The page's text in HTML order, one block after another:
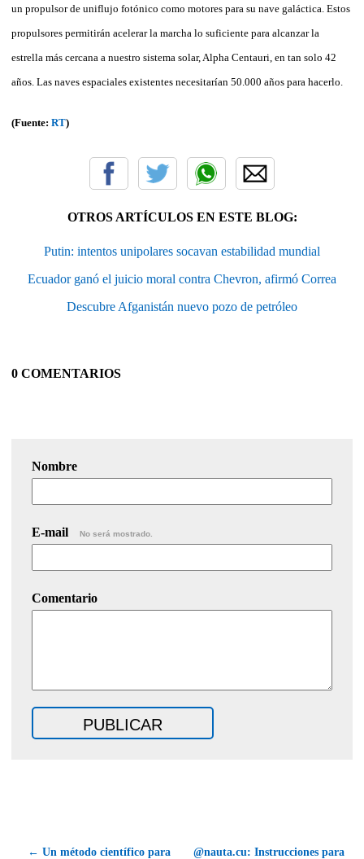
un propulsor de uniflujo fotónico como motores para su nave galáctica. Estos
propulsores permitirán acelerar la marcha lo suficiente para alcanzar la
estrella más cercana a nuestro sistema solar, Alpha Centauri, en tan solo 42
años. Las naves espaciales existentes necesitarían 50.000 años para hacerlo.
(Fuente: RT)
OTROS ARTÍCULOS EN ESTE BLOG:
Putin: intentos unipolares socavan estabilidad mundial
Ecuador ganó el juicio moral contra Chevron, afirmó Correa
Descubre Afganistán nuevo pozo de petróleo
0 COMENTARIOS
Nombre
E-mail No será mostrado.
Comentario
← Un método científico para @nauta.cu: Instrucciones para